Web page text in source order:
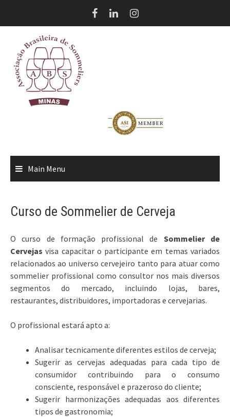
Main Menu
Curso de Sommelier de Cerveja
O curso de formação profissional de Sommelier de
Cervejas visa capacitar o participante em temas variados
relacionados ao universo cervejeiro tanto para atuar como
sommelier profissional como consultor nos mais diversos
segmentos do mercado, incluindo lojas, bares,
restaurantes, distribuidores, importadoras e cervejarias.
O profissional estará apto a:
Analisar tecnicamente diferentes estilos de cerveja;
Sugerir as cervejas adequadas para cada tipo de
consumidor contribuindo para o consumo
consciente, responsável e prazeroso do cliente;
Sugerir harmonizações adequadas aos diferentes
tipos de gastronomia;